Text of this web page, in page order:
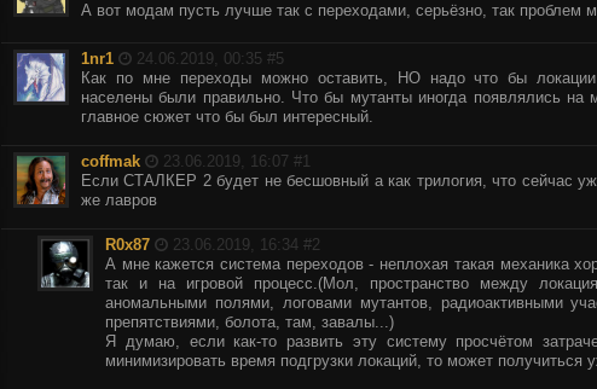
А вот модам пусть лучше так с переходами, серьёзно, так проблем
1nr1 24.06.2019, 00:35 #5
Как по мне переходы можно оставить, НО надо что бы
населены были правильно. Что бы мутанты иногда появлялись на
главное сюжет что бы был интересный.
coffmak 23.06.2019, 16:07 #1
Если СТАЛКЕР 2 будет не бесшовный а как трилогия, что сейчас
же лавров
R0x87 23.06.2019, 16:34 #2
А мне кажется система переходов - неплохая такая механика
так и на игровой процесс.(Мол, пространство между
аномальными полями, логовами мутантов, радиоактивными
препятствиями, болота, там, завалы...)
Я думаю, если как-то развить эту систему просчётом
минимизировать время подгрузки локаций, то может